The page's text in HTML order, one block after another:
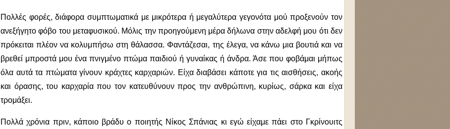
Πολλές φορές, διάφορα συμπτωματικά με μικρότερα ή μεγαλύτερα γεγονότα μού προξενούν τον
ανεξήγητο φόβο του μεταφυσικού. Μόλις την προηγούμενη μέρα δήλωνα στην αδελφή μου ότι δεν
πρόκειται πλέον να κολυμπήσω στη θάλασσα. Φαντάζεσαι, της έλεγα, να κάνω μια βουτιά και να
βρεθεί μπροστά μου ένα πνιγμένο πτώμα παιδιού ή γυναίκας ή άνδρα. Άσε που φοβάμαι μήπως
όλα αυτά τα πτώματα γίνουν κράχτες καρχαριών. Είχα διαβάσει κάποτε για τις αισθήσεις, ακοής
και όρασης, του καρχαρία που τον κατευθύνουν προς την ανθρώπινη, κυρίως, σάρκα και είχα
τρομάξει.
Πολλά χρόνια πριν, κάποιο βράδυ ο ποιητής Νίκος Σπάνιας κι εγώ είχαμε πάει στο Γκρίνουιτς